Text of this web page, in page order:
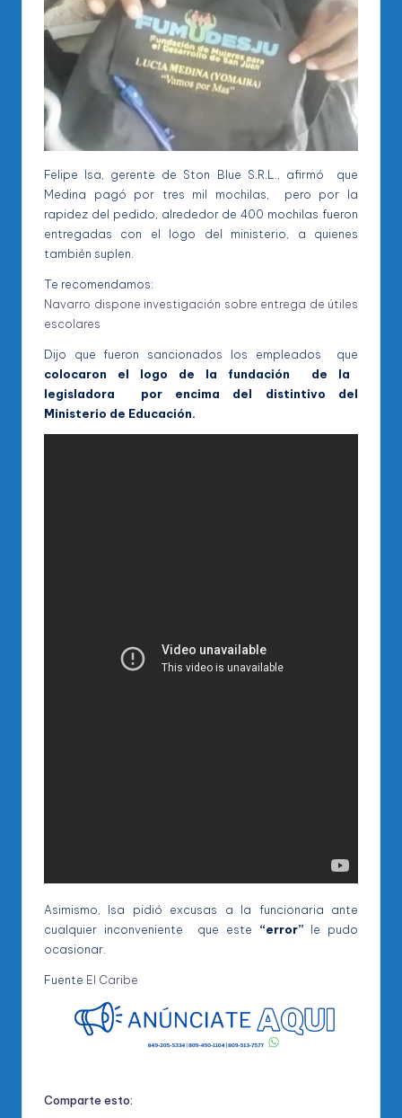
Felipe Isa, gerente de Ston Blue S.R.L., afirmó que
Medina pagó por tres mil mochilas, pero por la
rapidez del pedido, alrededor de 400 mochilas fueron
entregadas con el logo del ministerio, a quienes
también suplen.
Te recomendamos:
Navarro dispone investigación sobre entrega de útiles
escolares
Dijo que fueron sancionados los empleados que
colocaron el logo de la fundación de la
legisladora por encima del distintivo del
Ministerio de Educación.
Asimismo, Isa pidió excusas a la funcionaria ante
cualquier inconveniente que este “error” le pudo
ocasionar.
Fuente El Caribe
Comparte esto: